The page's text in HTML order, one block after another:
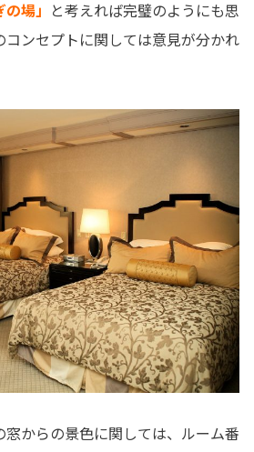
場」
と考えれば完璧のようにも思
コンセプトに関しては意見が分かれ
からの景色に関しては、ルーム番